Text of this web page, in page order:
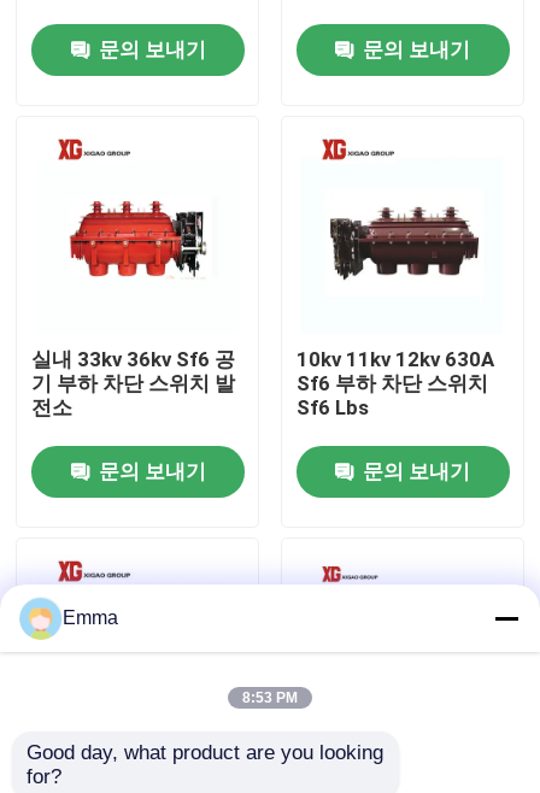
우리에 대하여
품질 관리
연락주세요
공기 짐 틈 스위치
전원 분배 개폐기
문의 보내기 문의 보내기
실내 33kv 36kv Sf6 공
기 부하 차단 스위치 발
전소
문의 보내기
10kv 11kv 12kv 630A
Sf6 부하 차단 스위치
Sf6 Lbs
문의 보내기
FZW28F-12kv 24 킬로
Emma
8:53 PM
Good day, what product are you looking
for?